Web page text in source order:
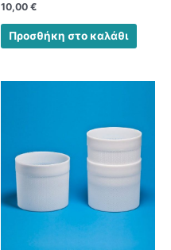
10,00 €
Προσθήκη στο καλάθι